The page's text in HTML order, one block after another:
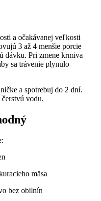
a očakávanej veľkosti
3 až 4 menšie porcie
dávku. Pri zmene krmiva
sa trávenie plynulo
a spotrebuj do 2 dní.
vodu.
mäsa
bez obilnín